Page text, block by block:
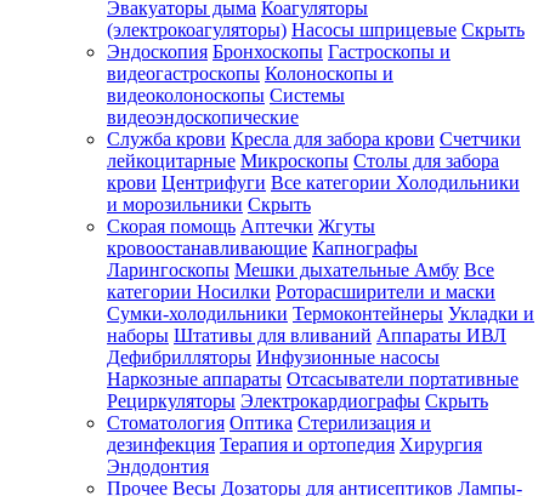
Эвакуаторы дыма Коагуляторы
(электрокоагуляторы) Насосы шприцевые Скрыть
Эндоскопия Бронхоскопы Гастроскопы и
видеогастроскопы Колоноскопы и
видеоколоноскопы Системы
видеоэндоскопические
Служба крови Кресла для забора крови Счетчики
лейкоцитарные Микроскопы Столы для забора
крови Центрифуги Все категории Холодильники
и морозильники Скрыть
Скорая помощь Аптечки Жгуты
кровоостанавливающие Капнографы
Ларингоскопы Мешки дыхательные Амбу Все
категории Носилки Роторасширители и маски
Сумки-холодильники Термоконтейнеры Укладки и
наборы Штативы для вливаний Аппараты ИВЛ
Дефибрилляторы Инфузионные насосы
Наркозные аппараты Отсасыватели портативные
Рециркуляторы Электрокардиографы Скрыть
Стоматология Оптика Стерилизация и
дезинфекция Терапия и ортопедия Хирургия
Эндодонтия
Прочее Весы Дозаторы для антисептиков Лампы-